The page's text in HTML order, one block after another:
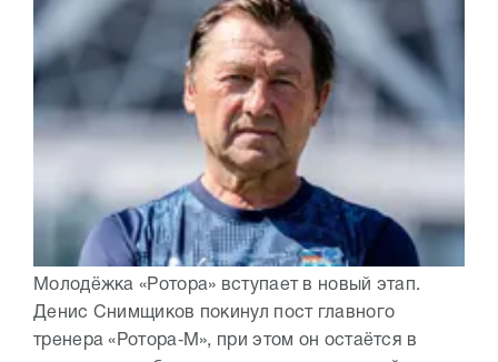
Молодёжка «Ротора» вступает в новый этап.
Денис Снимщиков покинул пост главного
тренера «Ротора‑М», при этом он остаётся в